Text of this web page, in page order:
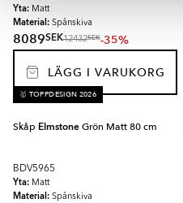
Yta: Matt
Material: Spånskiva
8089SEK12432SEK-35%
LÄGG I VARUKORG
🥇 TOPPDESIGN 2026
Skåp ElmstoneGrön Matt 80 cm
BDV5965
Yta: Matt
Material: Spånskiva